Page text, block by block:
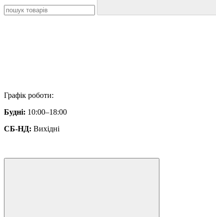
Графік роботи:
Будні: 10:00–18:00
СБ-НД: Вихідні